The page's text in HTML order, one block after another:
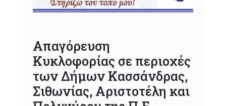
Απαγόρευση
Κυκλοφορίας σε περιοχές
των Δήμων Κασσάνδρας,
Σιθωνίας, Αριστοτέλη και